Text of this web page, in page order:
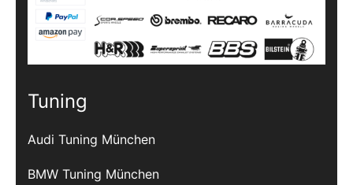
Tuning
Audi Tuning München
BMW Tuning München